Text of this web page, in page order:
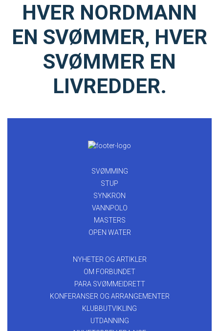
HVER NORDMANN
EN SVØMMER, HVER
SVØMMER EN
LIVREDDER.
SVØMMING
STUP
SYNKRON
VANNPOLO
MASTERS
OPEN WATER
NYHETER OG ARTIKLER
OM FORBUNDET
PARA SVØMMEIDRETT
KONFERANSER OG ARRANGEMENTER
KLUBBUTVIKLING
UTDANNING